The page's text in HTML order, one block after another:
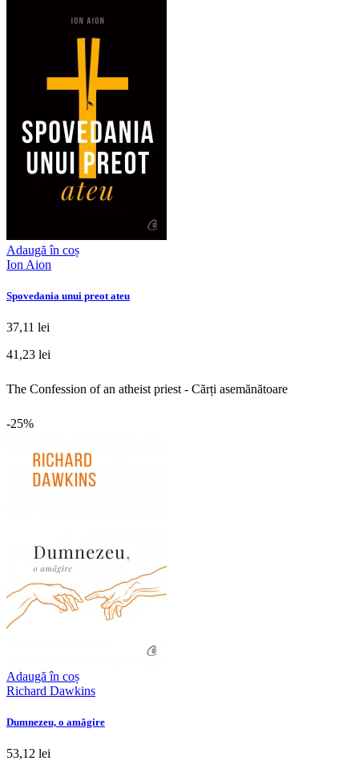
Adaugă în coș
Ion Aion
Spovedania unui preot ateu
37,11 lei
41,23 lei
The Confession of an atheist priest - Cărți asemănătoare
-25%
Adaugă în coș
Richard Dawkins
Dumnezeu, o amăgire
53,12 lei